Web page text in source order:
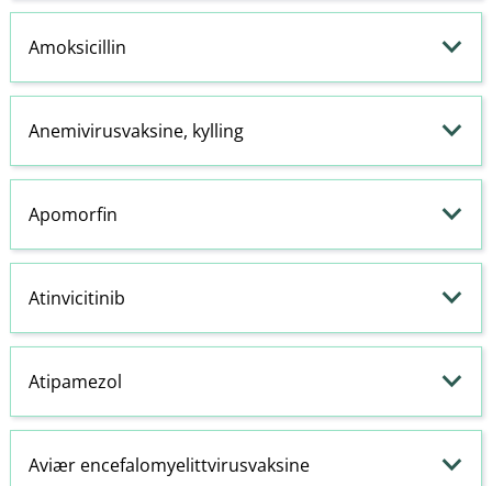
Amoksicillin
Anemivirusvaksine, kylling
Apomorfin
Atinvicitinib
Atipamezol
Aviær encefalomyelittvirusvaksine